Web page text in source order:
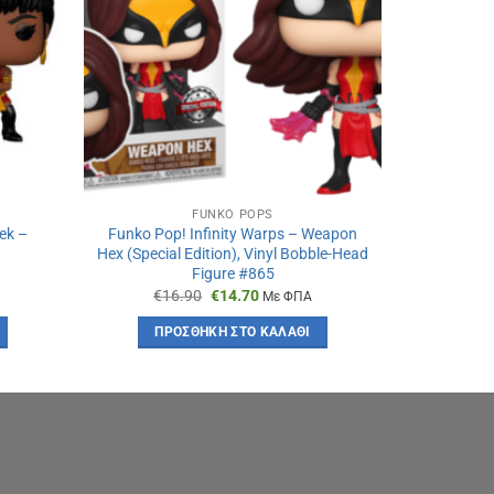
–
FUNKO POPS
Funko Pop! Infinity Warps – Weapon
Hex (Special Edition), Vinyl Bobble-Head
Figure #865
€16.90 Original
was:
€16.90.
€14.70Η
τιμή
είναι:
Με ΦΠΑ
ΠΡΟΣΘΉΚΗ ΣΤΟ ΚΑΛΆΘΙ